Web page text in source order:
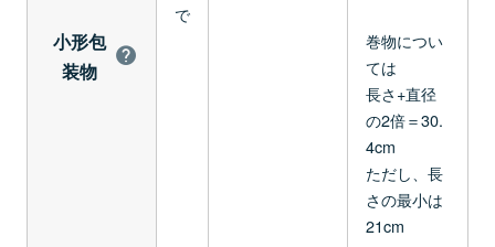
小形包
装物
で
巻物につい
ては
長さ+直径
の2倍＝30.
4cm
ただし、長
さの最小は
21cm